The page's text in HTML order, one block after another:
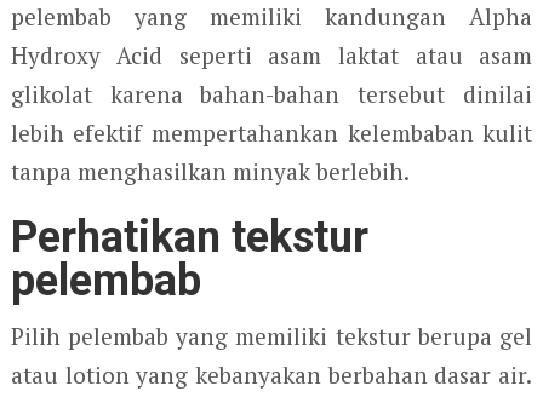
pelembab yang memiliki kandungan Alpha
Hydroxy Acid seperti asam laktat atau asam
glikolat karena bahan-bahan tersebut dinilai
lebih efektif mempertahankan kelembaban kulit
tanpa menghasilkan minyak berlebih.
Perhatikan tekstur
pelembab
Pilih pelembab yang memiliki tekstur berupa gel
atau lotion yang kebanyakan berbahan dasar air.